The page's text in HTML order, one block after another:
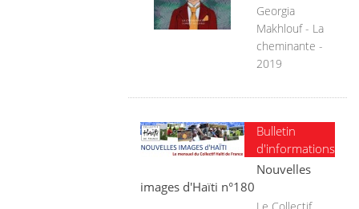
Georgia
Makhlouf - La
cheminante -
2019
Bulletin
d'informations
Nouvelles
images d'Haïti n°180